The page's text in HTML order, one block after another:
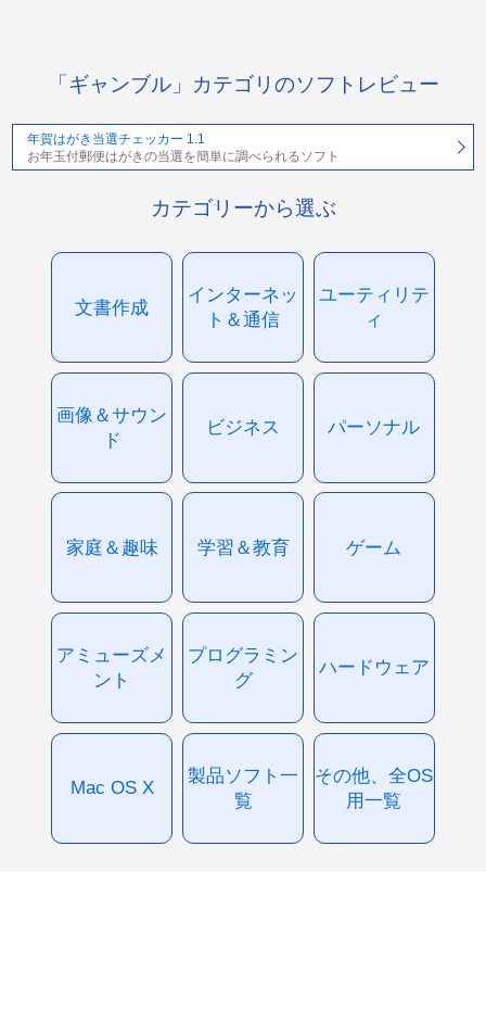
「ギャンブル」カテゴリのソフトレビュー
年賀はがき当選チェッカー 1.1
お年玉付郵便はがきの当選を簡単に調べられるソフト
カテゴリーから選ぶ
文書作成
インターネッ
ト＆通信
ユーティリテ
ィ
画像＆サウン
ド
ビジネス パーソナル
家庭＆趣味 学習＆教育 ゲーム
アミューズメ
ント
プログラミン
グ
ハードウェア
Mac OS X
製品ソフト一
覧
その他、全OS
用一覧